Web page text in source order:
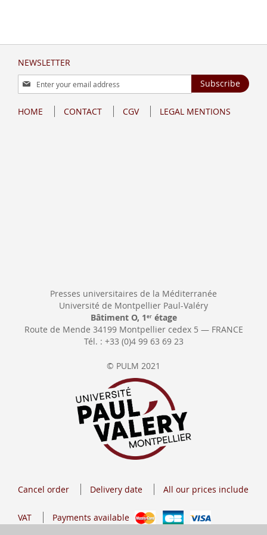
NEWSLETTER
Sign
Up
Our
Subscribe
HOME CONTACT CGV LEGAL MENTIONS
Presses universitaires de la Méditerranée
Université de Montpellier Paul-Valéry
Bâtiment O, 1 erétage
Route de Mende 34199 Montpellier cedex 5 — FRANCE
Tél. : +33 (0)4 99 63 69 23
© PULM 2021
Cancel order Delivery date All our prices include
VAT Payments available